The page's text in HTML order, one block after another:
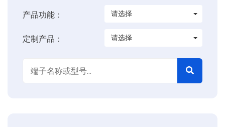
产品功能： 请选择
定制产品： 请选择